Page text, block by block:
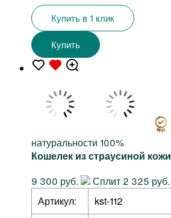
Купить в 1 клик
Купить
натуральности 100%
Кошелек из страусиной кожи
9 300 руб.
Сплит 2 325 руб.
Артикул:
kst-112